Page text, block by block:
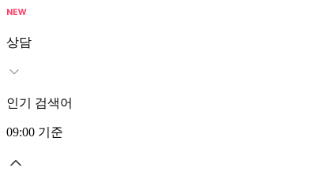
상담
인기 검색어
09:00 기준